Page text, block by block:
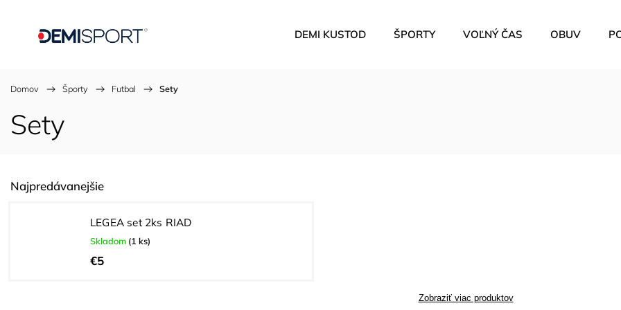
DEMI KUSTOD ŠPORTY VOĽNÝ ČAS OBUV
Domov / Športy / Futbal / Sety
Sety
Najpredávanejšie
LEGEA set 2ks RIAD
Skladom (1 ks)
€5
Zobraziť viac produktov